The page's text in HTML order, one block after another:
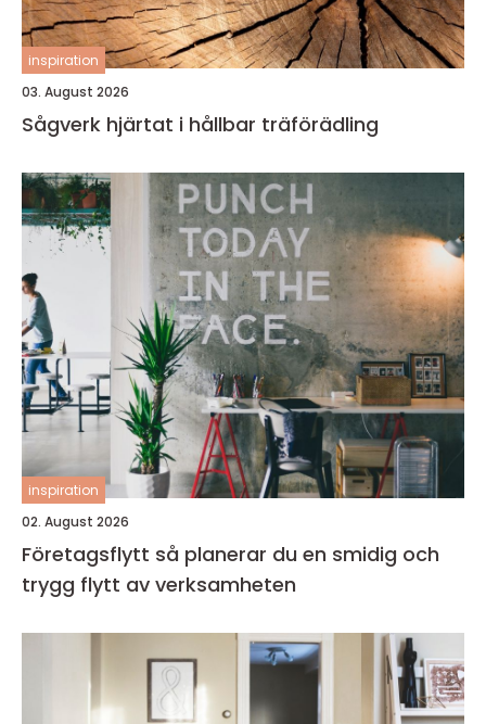
inspiration
03. August 2026
Sågverk hjärtat i hållbar träförädling
inspiration
02. August 2026
Företagsflytt så planerar du en smidig och
trygg flytt av verksamheten